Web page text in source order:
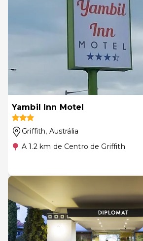
Yambil Inn Motel
Griffith, Austrália
A 1.2 km de Centro de Griffith